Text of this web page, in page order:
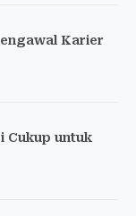
Karier
Cukup untuk